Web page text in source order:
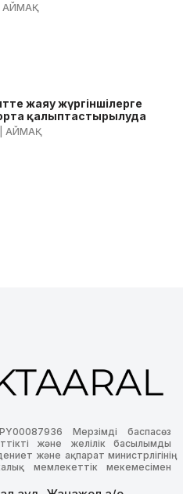
| АЙМАҚ
жаяу жүргіншілерге
қалыптастырылуда
| АЙМАҚ
Мерзімді баспасөз
және желілік басылымды
және ақпарат министрлігінің
мемлекеттік мекемесімен